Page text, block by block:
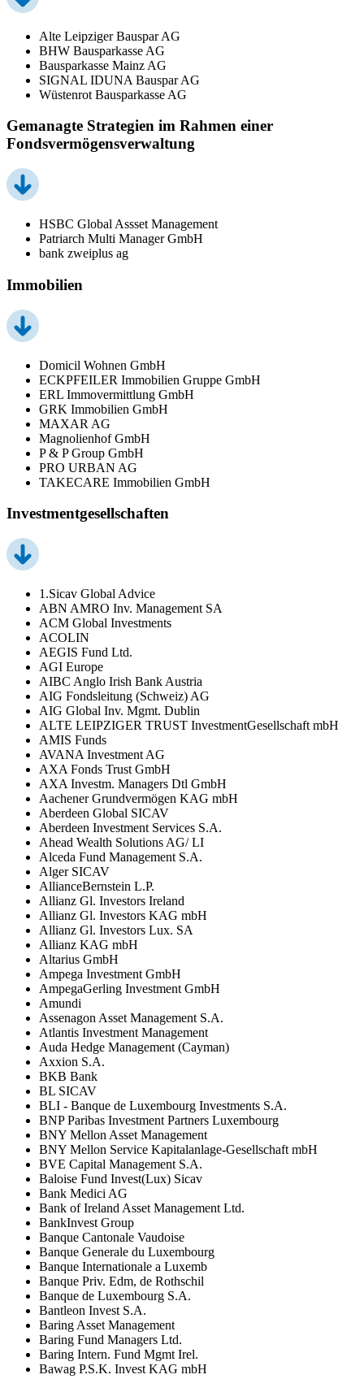
Alte Leipziger Bauspar AG
BHW Bausparkasse AG
Bausparkasse Mainz AG
SIGNAL IDUNA Bauspar AG
Wüstenrot Bausparkasse AG
Gemanagte Strategien im Rahmen einer
Fondsvermögensverwaltung
HSBC Global Assset Management
Patriarch Multi Manager GmbH
bank zweiplus ag
Immobilien
Domicil Wohnen GmbH
ECKPFEILER Immobilien Gruppe GmbH
ERL Immovermittlung GmbH
GRK Immobilien GmbH
MAXAR AG
Magnolienhof GmbH
P & P Group GmbH
PRO URBAN AG
TAKECARE Immobilien GmbH
Investmentgesellschaften
1.Sicav Global Advice
ABN AMRO Inv. Management SA
ACM Global Investments
ACOLIN
AEGIS Fund Ltd.
AGI Europe
AIBC Anglo Irish Bank Austria
AIG Fondsleitung (Schweiz) AG
AIG Global Inv. Mgmt. Dublin
ALTE LEIPZIGER TRUST InvestmentGesellschaft mbH
AMIS Funds
AVANA Investment AG
AXA Fonds Trust GmbH
AXA Investm. Managers Dtl GmbH
Aachener Grundvermögen KAG mbH
Aberdeen Global SICAV
Aberdeen Investment Services S.A.
Ahead Wealth Solutions AG/ LI
Alceda Fund Management S.A.
Alger SICAV
AllianceBernstein L.P.
Allianz Gl. Investors Ireland
Allianz Gl. Investors KAG mbH
Allianz Gl. Investors Lux. SA
Allianz KAG mbH
Altarius GmbH
Ampega Investment GmbH
AmpegaGerling Investment GmbH
Amundi
Assenagon Asset Management S.A.
Atlantis Investment Management
Auda Hedge Management (Cayman)
Axxion S.A.
BKB Bank
BL SICAV
BLI - Banque de Luxembourg Investments S.A.
BNP Paribas Investment Partners Luxembourg
BNY Mellon Asset Management
BNY Mellon Service Kapitalanlage-Gesellschaft mbH
BVE Capital Management S.A.
Baloise Fund Invest(Lux) Sicav
Bank Medici AG
Bank of Ireland Asset Management Ltd.
BankInvest Group
Banque Cantonale Vaudoise
Banque Generale du Luxembourg
Banque Internationale a Luxemb
Banque Priv. Edm, de Rothschil
Banque de Luxembourg S.A.
Bantleon Invest S.A.
Baring Asset Management
Baring Fund Managers Ltd.
Baring Intern. Fund Mgmt Irel.
Bawag P.S.K. Invest KAG mbH